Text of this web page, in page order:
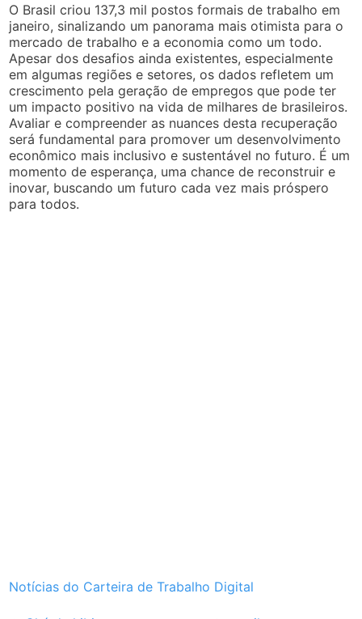
O Brasil criou 137,3 mil postos formais de trabalho em
janeiro, sinalizando um panorama mais otimista para o
mercado de trabalho e a economia como um todo.
Apesar dos desafios ainda existentes, especialmente
em algumas regiões e setores, os dados refletem um
crescimento pela geração de empregos que pode ter
um impacto positivo na vida de milhares de brasileiros.
Avaliar e compreender as nuances desta recuperação
será fundamental para promover um desenvolvimento
econômico mais inclusivo e sustentável no futuro. É um
momento de esperança, uma chance de reconstruir e
inovar, buscando um futuro cada vez mais próspero
para todos.
Notícias do Carteira de Trabalho Digital